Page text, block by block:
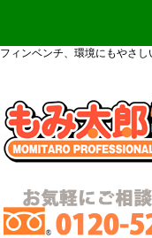
フィンベンチ、環境にもやさ